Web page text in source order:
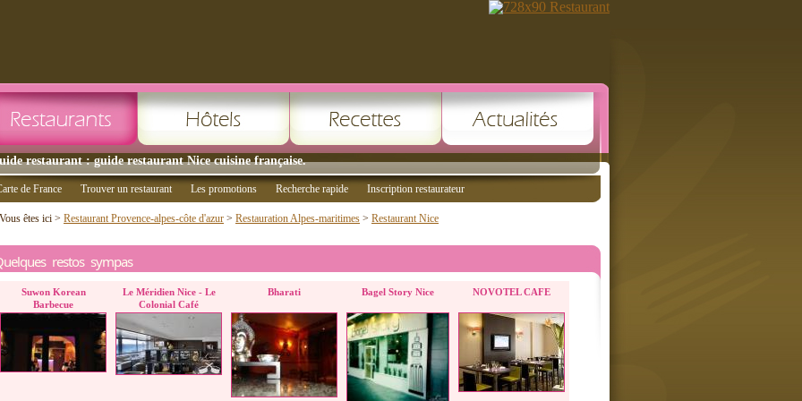
restaurant : guide restaurant Nice cuisine française.
de France Trouver un restaurant Les promotions Recherche rapide Inscription restaurateur
Vous êtes ici > Restaurant Provence-alpes-côte d'azur > Restauration Alpes-maritimes > Restaurant Nice
restos sympas
Suwon Korean
Barbecue
Le Méridien Nice - Le
Colonial Café
Bharati Bagel Story Nice NOVOTEL CAFE